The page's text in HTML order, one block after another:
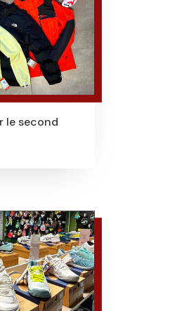
le second